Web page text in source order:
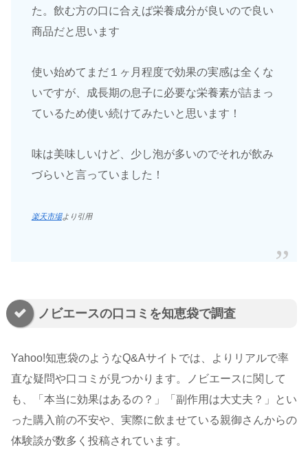
た。飲む方の口に合えば栄養成分が良いので良い
商品だと思います
使い始めてまだ１ヶ月程度で効果の実感は全くな
いですが、成長期の息子に必要な栄養素が詰まっ
ているため使い続けてみたいと思います！
味は美味しいけど、少し泡が多いのでそれが飲み
づらいと言っていました！
楽天市場より引用
ノビエースの口コミを知恵袋で調査
Yahoo!知恵袋のようなQ&Aサイトでは、よりリアルで率
直な疑問や口コミが見つかります。ノビエースに関して
も、「本当に効果はあるの？」「副作用は大丈夫？」とい
った購入前の不安や、実際に飲ませている親御さんからの
体験談が数多く投稿されています。